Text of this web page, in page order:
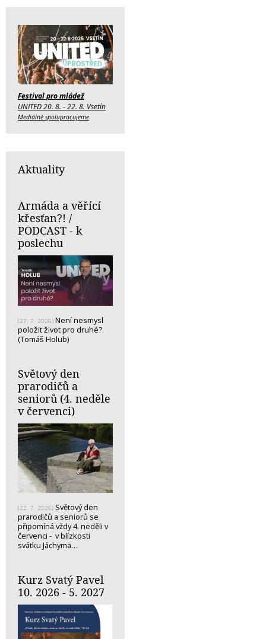
Festival pro mládež
UNITED 20. 8. - 22. 8. Vsetín
Mediálně spolupracujeme
Aktuality
Armáda a věřící
křesťan?! /
PODCAST - k
poslechu
(27. 7. 2026) Není nesmysl
položit život pro druhé?
(Tomáš Holub)
Světový den
prarodičů a
seniorů (4. neděle
v červenci)
(22. 7. 2026) Světový den
prarodičů a seniorů se
připomíná vždy 4. neděli v
červenci - v blízkosti
svátku Jáchyma…
Kurz Svatý Pavel
10. 2026 - 5. 2027